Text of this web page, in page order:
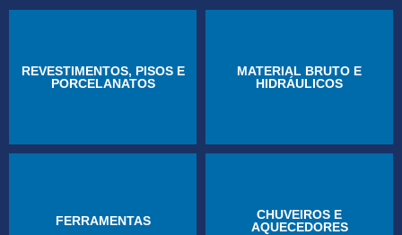
REVESTIMENTOS, PISOS E
PORCELANATOS
MATERIAL BRUTO E
HIDRÁULICOS
FERRAMENTAS
CHUVEIROS E
AQUECEDORES